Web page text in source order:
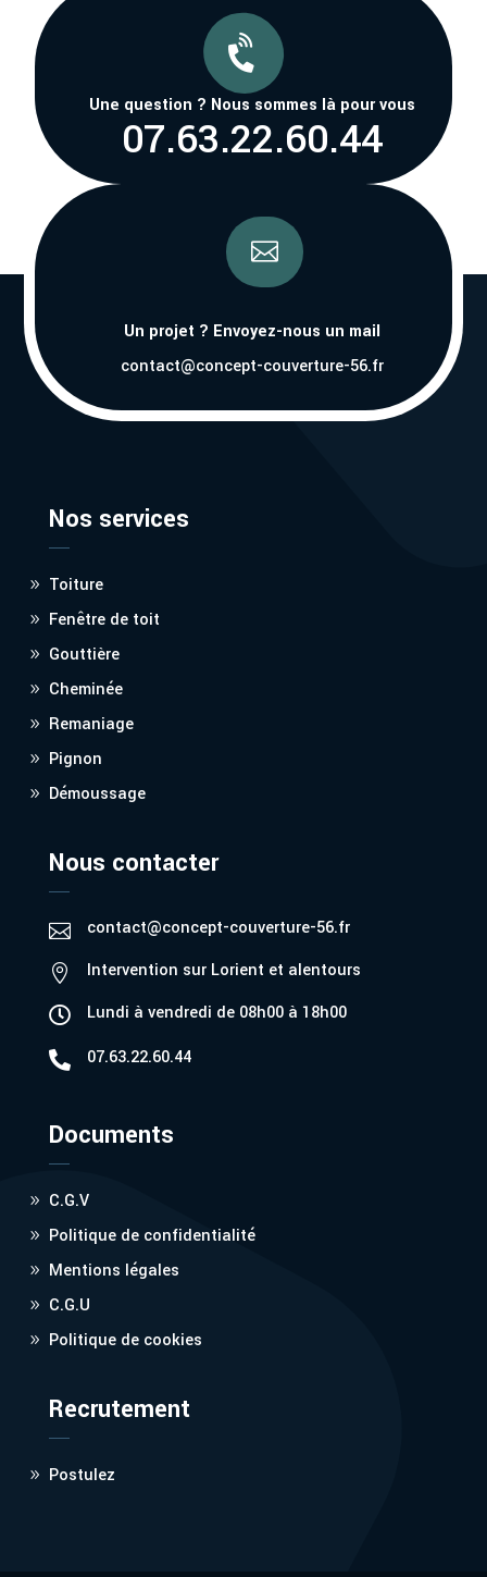

Une question ? Nous sommes là pour vous
07.63.22.60.44

Un projet ? Envoyez-nous un mail
contact@concept-couverture-56.fr
Nos services
Toiture
Fenêtre de toit
Gouttière
Cheminée
Remaniage
Pignon
Démoussage
Nous contacter
 contact@concept-couverture-56.fr

Intervention sur Lorient et alentours

Lundi à vendredi de 08h00 à 18h00
 07.63.22.60.44
Documents
C.G.V
Politique de confidentialité
Mentions légales
C.G.U
Politique de cookies
Recrutement
Postulez